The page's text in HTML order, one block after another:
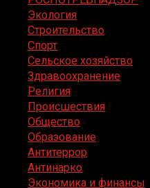
Экология
Строительство
Спорт
Сельское хозяйство
Здравоохранение
Религия
Происшествия
Общество
Образование
Антитеррор
Антинарко
Экономика и финансы